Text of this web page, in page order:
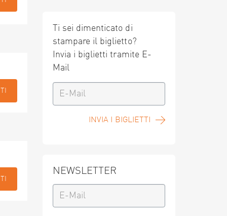
Ti sei dimenticato di
stampare il biglietto?
Invia i biglietti tramite E-
Mail
INVIA I BIGLIETTI
NEWSLETTER